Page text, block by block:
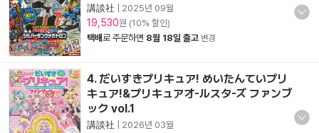
講談社 2025년 09월
19,530원 (10% 할인)
택배로 주문하면 8월 18일 출고 변경
4. だいすきプリキュア! めいたんていプリ
キュア!&プリキュアオ-ルスタ-ズ ファンブ
ック vol.1
講談社 2026년 03월